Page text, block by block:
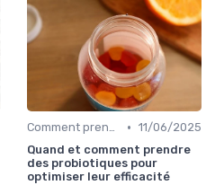
Comment prendre des probiotiques • 11/06/2025
Quand et comment prendre
des probiotiques pour
optimiser leur efficacité